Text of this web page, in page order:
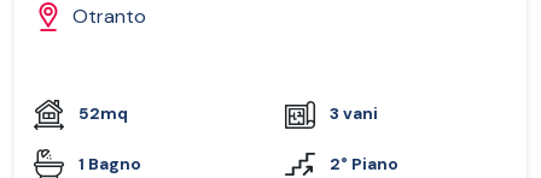
Otranto
52mq 3 vani
1 Bagno 2° Piano